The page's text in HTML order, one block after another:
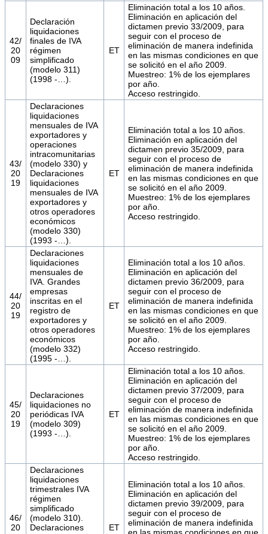
42/
20
09
Declaración
liquidaciones
finales de IVA
régimen
simplificado
(modelo 311)
(1998 -…).
ET
Eliminación total a los 10 años.
Eliminación en aplicación del
dictamen previo 33/2009, para
seguir con el proceso de
eliminación de manera indefinida
en las mismas condiciones en que
se solicitó en el año 2009.
Muestreo: 1% de los ejemplares
por año.
Acceso restringido.
43/
20
19
Declaraciones
liquidaciones
mensuales de IVA
exportadores y
operaciones
intracomunitarias
(modelo 330) y
Declaraciones
liquidaciones
mensuales de IVA
exportadores y
otros operadores
económicos
(modelo 330)
(1993 -…).
ET
Eliminación total a los 10 años.
Eliminación en aplicación del
dictamen previo 35/2009, para
seguir con el proceso de
eliminación de manera indefinida
en las mismas condiciones en que
se solicitó en el año 2009.
Muestreo: 1% de los ejemplares
por año.
Acceso restringido.
44/
20
19
Declaraciones
liquidaciones
mensuales de
IVA. Grandes
empresas
inscritas en el
registro de
exportadores y
otros operadores
económicos
(modelo 332)
(1995 -…).
ET
Eliminación total a los 10 años.
Eliminación en aplicación del
dictamen previo 36/2009, para
seguir con el proceso de
eliminación de manera indefinida
en las mismas condiciones en que
se solicitó en el año 2009.
Muestreo: 1% de los ejemplares
por año.
Acceso restringido.
45/
20
19
Declaraciones
liquidaciones no
periódicas IVA
(modelo 309)
(1993 -…).
ET
Eliminación total a los 10 años.
Eliminación en aplicación del
dictamen previo 37/2009, para
seguir con el proceso de
eliminación de manera indefinida
en las mismas condiciones en que
se solicitó en el año 2009.
Muestreo: 1% de los ejemplares
por año.
Acceso restringido.
46/
20
Declaraciones
liquidaciones
trimestrales IVA
régimen
simplificado
(modelo 310).
Declaraciones
ET
Eliminación total a los 10 años.
Eliminación en aplicación del
dictamen previo 39/2009, para
seguir con el proceso de
eliminación de manera indefinida
en las mismas condiciones en que